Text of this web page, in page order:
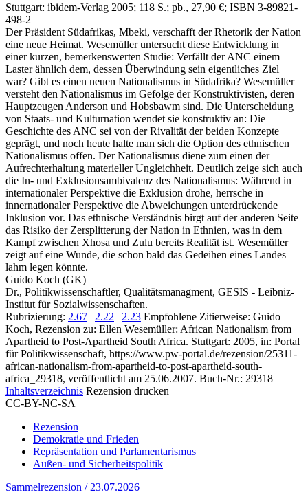
Stuttgart: ibidem-Verlag 2005; 118 S.; pb., 27,90 €; ISBN 3-89821-
498-2
Der Präsident Südafrikas, Mbeki, verschafft der Rhetorik der Nation
eine neue Heimat. Wesemüller untersucht diese Entwicklung in
einer kurzen, bemerkenswerten Studie: Verfällt der ANC einem
Laster ähnlich dem, dessen Überwindung sein eigentliches Ziel
war? Gibt es einen neuen Nationalismus in Südafrika? Wesemüller
versteht den Nationalismus im Gefolge der Konstruktivisten, deren
Hauptzeugen Anderson und Hobsbawm sind. Die Unterscheidung
von Staats- und Kulturnation wendet sie konstruktiv an: Die
Geschichte des ANC sei von der Rivalität der beiden Konzepte
geprägt, und noch heute halte man sich die Option des ethnischen
Nationalismus offen. Der Nationalismus diene zum einen der
Aufrechterhaltung materieller Ungleichheit. Deutlich zeige sich auch
die In- und Exklusionsambivalenz des Nationalismus: Während in
internationaler Perspektive die Exklusion drohe, herrsche in
innernationaler Perspektive die Abweichungen unterdrückende
Inklusion vor. Das ethnische Verständnis birgt auf der anderen Seite
das Risiko der Zersplitterung der Nation in Ethnien, was in dem
Kampf zwischen Xhosa und Zulu bereits Realität ist. Wesemüller
zeigt auf eine Wunde, die schon bald das Gedeihen eines Landes
lahm legen könnte.
Guido Koch (GK)
Dr., Politikwissenschaftler, Qualitätsmanagment, GESIS - Leibniz-
Institut für Sozialwissenschaften.
Rubrizierung: 2.67 | 2.22 | 2.23 Empfohlene Zitierweise: Guido
Koch, Rezension zu: Ellen Wesemüller: African Nationalism from
Apartheid to Post-Apartheid South Africa. Stuttgart: 2005, in: Portal
für Politikwissenschaft, https://www.pw-portal.de/rezension/25311-
african-nationalism-from-apartheid-to-post-apartheid-south-
africa_29318, veröffentlicht am 25.06.2007. Buch-Nr.: 29318
Inhaltsverzeichnis Rezension drucken
CC-BY-NC-SA
Rezension
Demokratie und Frieden
Repräsentation und Parlamentarismus
Außen- und Sicherheitspolitik
Sammelrezension / 23.07.2026